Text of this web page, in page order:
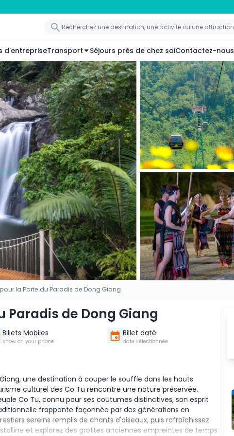
d'entrepriseTransport Séjours près de chez soiContactez-nous
la Porte du Paradis de Dong Giang
Paradis de Dong Giang
Billets Mobiles
show on your phone
Billet daté
date sélectionnée
une destination à couper le souffle dans les hauts
culturel des Co Tu rencontre une nature préservée.
Co Tu, connu pour ses coutumes distinctives, son esprit
frappante façonnée par des générations en
sereins remplis de chants d'oiseaux, puis rafraîchissez
et explorez des grottes anciennes empreintes de temps